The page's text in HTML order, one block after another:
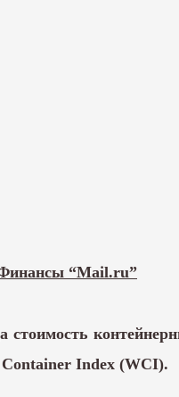
“Mail.ru”
стоимость
Index (WCI).